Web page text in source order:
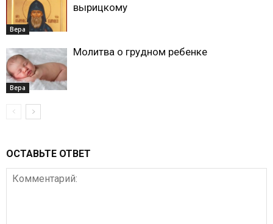
Вера
вырицкому
Вера
Молитва о грудном ребенке
ОСТАВЬТЕ ОТВЕТ